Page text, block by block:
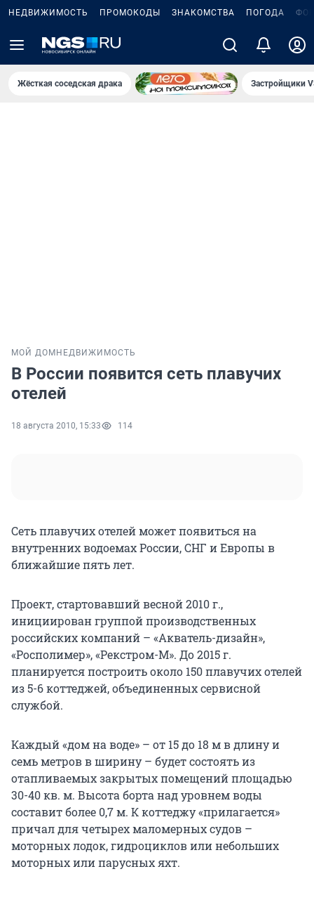
НЕДВИЖИМОСТЬ ПРОМОКОДЫ ЗНАКОМСТВА ПОГОДА
Жёсткая соседская драка Застройщики
МОЙ ДОМ НЕДВИЖИМОСТЬ
В России появится сеть плавучих
отелей
18 августа 2010, 15:33 114
Сеть плавучих отелей может появиться на
внутренних водоемах России, СНГ и Европы в
ближайшие пять лет.
Проект, стартовавший весной 2010 г.,
инициирован группой производственных
российских компаний – «Акватель-дизайн»,
«Росполимер», «Рекстром-М». До 2015 г.
планируется построить около 150 плавучих отелей
из 5-6 коттеджей, объединенных сервисной
службой.
Каждый «дом на воде» – от 15 до 18 м в длину и
семь метров в ширину – будет состоять из
отапливаемых закрытых помещений площадью
30-40 кв. м. Высота борта над уровнем воды
составит более 0,7 м. К коттеджу «прилагается»
причал для четырех маломерных судов –
моторных лодок, гидроциклов или небольших
моторных или парусных яхт.